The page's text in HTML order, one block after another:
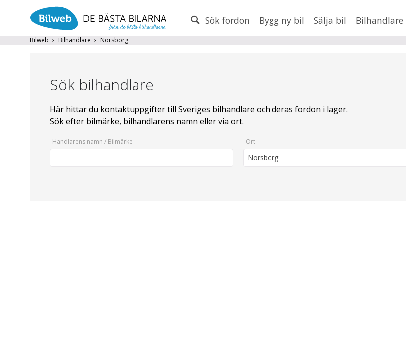
Sök fordon Bygg ny bil Sälja bil Bilhandlare
Bilweb Bilhandlare Norsborg
Endast fordon från MRF-anslutna handlare
År från År till Mil från Mil till
Sök bilhandlare
Här hittar du kontaktuppgifter till Sveriges bilhandlare och deras fordon i lager.
Sök efter bilmärke, bilhandlarens namn eller via ort.
Handlarens namn / Bilmärke Ort
Norsborg